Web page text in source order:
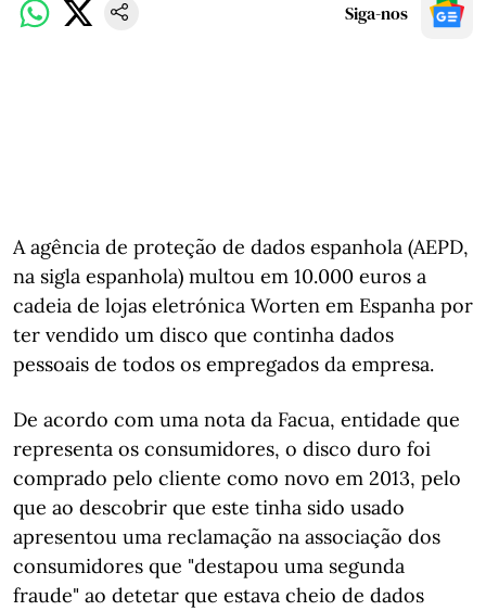
Siga-nos
A agência de proteção de dados espanhola (AEPD,
na sigla espanhola) multou em 10.000 euros a
cadeia de lojas eletrónica Worten em Espanha por
ter vendido um disco que continha dados
pessoais de todos os empregados da empresa.
De acordo com uma nota da Facua, entidade que
representa os consumidores, o disco duro foi
comprado pelo cliente como novo em 2013, pelo
que ao descobrir que este tinha sido usado
apresentou uma reclamação na associação dos
consumidores que "destapou uma segunda
fraude" ao detetar que estava cheio de dados